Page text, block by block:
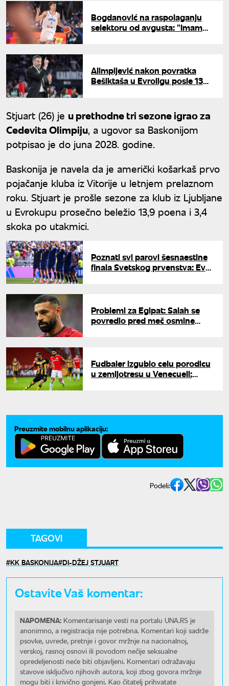
Bogdanović na raspolaganju
selektoru od avgusta: "Imam
Alimpijević nakon povratka
Bešiktaša u Evroligu posle 13
Stjuart (26) je u prethodne tri sezone igrao za
Cedevita Olimpiju, a ugovor sa Baskonijom
potpisao je do juna 2028. godine.
Baskonija je navela da je američki košarkaš prvo
pojačanje kluba iz Vitorije u letnjem prelaznom
roku. Stjuart je prošle sezone za klub iz Ljubljane
u Evrokupu prosečno beležio 13,9 poena i 3,4
skoka po utakmici.
Poznati svi parovi šesnaestine
finala Svetskog prvenstva: Evo
Problemi za Egipat: Salah se
povredio pred meč osmine
Fudbaler izgubio celu porodicu
u zemljotresu u Venecueli:
Preuzmite mobilnu aplikaciju:
Podeli:
TAGOVI
KK BASKONIJA DI-DŽEJ STJUART
Ostavite Vaš komentar:
NAPOMENA: Komentarisanje vesti na portalu UNA.RS je
anonimno, a registracija nije potrebna. Komentari koji sadrže
psovke, uvrede, pretnje i govor mržnje na nacionalnoj,
verskoj, rasnoj osnovi ili povodom nečije seksualne
opredeljenosti neće biti objavljeni. Komentari odražavaju
stavove isključivo njihovih autora, koji zbog govora mržnje
mogu biti i krivično gonjeni. Kao čitatelj prihvatate